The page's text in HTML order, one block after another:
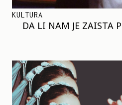
KULTURA
DA LI NAM JE ZAISTA